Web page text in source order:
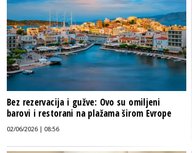
Bez rezervacija i gužve: Ovo su omiljeni
barovi i restorani na plažama širom Evrope
02/06/2026 | 08:56